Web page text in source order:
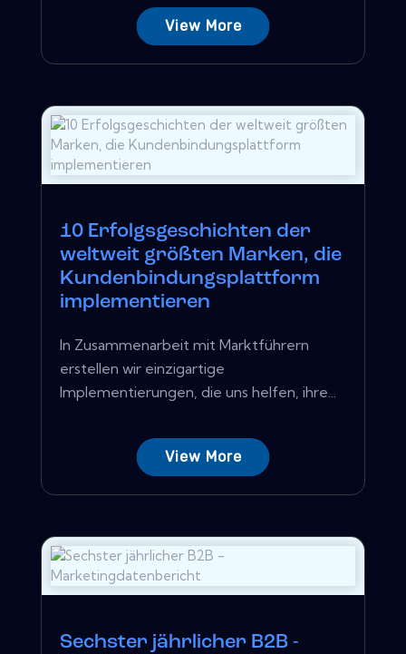
View More
10 Erfolgsgeschichten der
weltweit größten Marken, die
Kundenbindungsplattform
implementieren
In Zusammenarbeit mit Marktführern
erstellen wir einzigartige
Implementierungen, die uns helfen, ihre...
View More
Sechster jährlicher B2B -